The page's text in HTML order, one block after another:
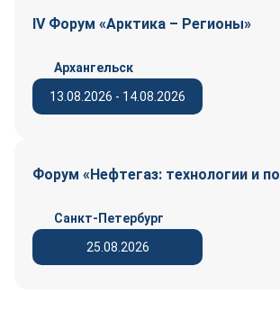
IV Форум «Арктика – Регионы»
13.08.2026 - 14.08.2026
Архангельск
Форум «Нефтегаз: технологии и
25.08.2026
Санкт-Петербург